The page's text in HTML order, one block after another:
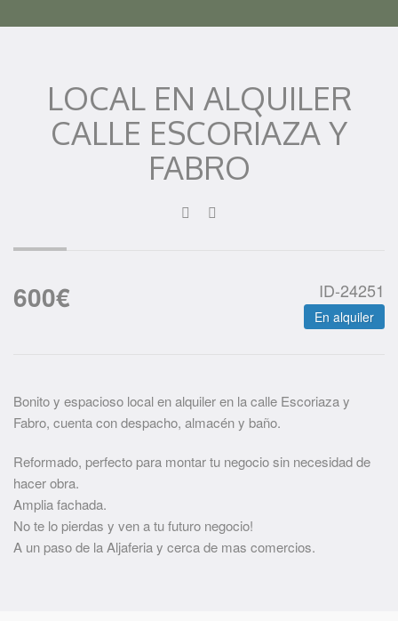
LOCAL EN ALQUILER
CALLE ESCORIAZA Y
FABRO
600€ ID-24251
En alquiler
Bonito y espacioso local en alquiler en la calle Escoriaza y
Fabro, cuenta con despacho, almacén y baño.
Reformado, perfecto para montar tu negocio sin necesidad de
hacer obra.
Amplia fachada.
No te lo pierdas y ven a tu futuro negocio!
A un paso de la Aljaferia y cerca de mas comercios.